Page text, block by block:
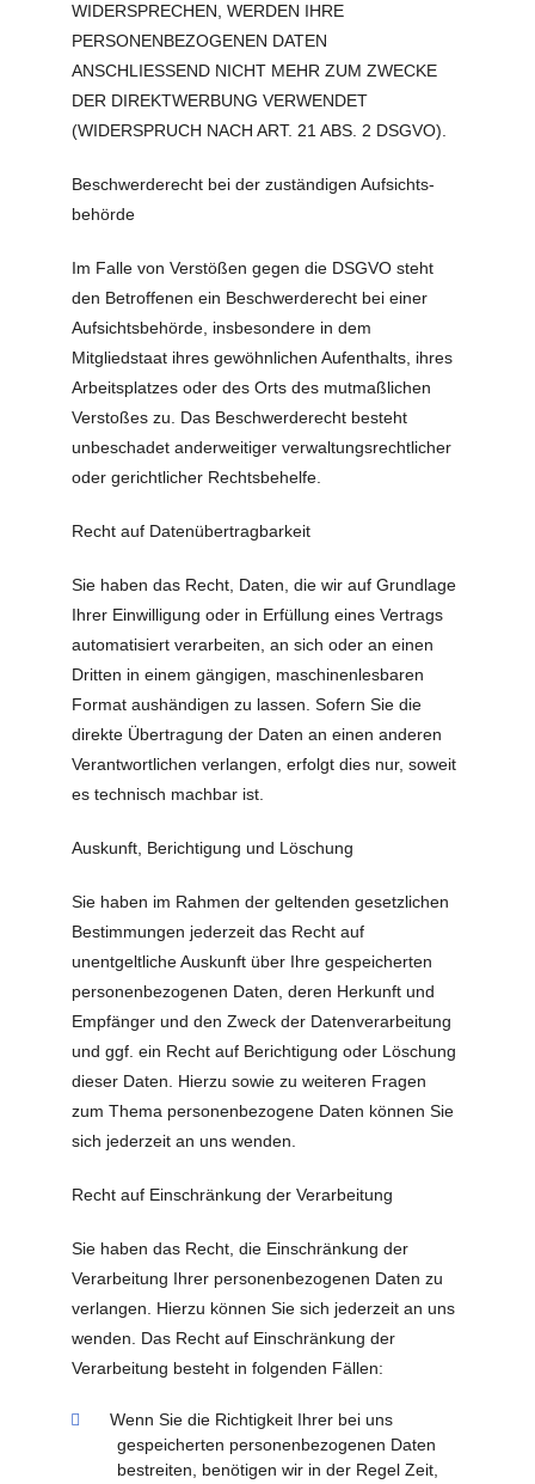
WIDERSPRECHEN, WERDEN IHRE
PERSONENBEZOGENEN DATEN
ANSCHLIESSEND NICHT MEHR ZUM ZWECKE
DER DIREKTWERBUNG VERWENDET
(WIDERSPRUCH NACH ART. 21 ABS. 2 DSGVO).
Beschwerde­recht bei der zuständigen Aufsichts­
behörde
Im Falle von Verstößen gegen die DSGVO steht
den Betroffenen ein Beschwerderecht bei einer
Aufsichtsbehörde, insbesondere in dem
Mitgliedstaat ihres gewöhnlichen Aufenthalts, ihres
Arbeitsplatzes oder des Orts des mutmaßlichen
Verstoßes zu. Das Beschwerderecht besteht
unbeschadet anderweitiger verwaltungsrechtlicher
oder gerichtlicher Rechtsbehelfe.
Recht auf Daten­übertrag­barkeit
Sie haben das Recht, Daten, die wir auf Grundlage
Ihrer Einwilligung oder in Erfüllung eines Vertrags
automatisiert verarbeiten, an sich oder an einen
Dritten in einem gängigen, maschinenlesbaren
Format aushändigen zu lassen. Sofern Sie die
direkte Übertragung der Daten an einen anderen
Verantwortlichen verlangen, erfolgt dies nur, soweit
es technisch machbar ist.
Auskunft, Berichtigung und Löschung
Sie haben im Rahmen der geltenden gesetzlichen
Bestimmungen jederzeit das Recht auf
unentgeltliche Auskunft über Ihre gespeicherten
personenbezogenen Daten, deren Herkunft und
Empfänger und den Zweck der Datenverarbeitung
und ggf. ein Recht auf Berichtigung oder Löschung
dieser Daten. Hierzu sowie zu weiteren Fragen
zum Thema personenbezogene Daten können Sie
sich jederzeit an uns wenden.
Recht auf Einschränkung der Verarbeitung
Sie haben das Recht, die Einschränkung der
Verarbeitung Ihrer personenbezogenen Daten zu
verlangen. Hierzu können Sie sich jederzeit an uns
wenden. Das Recht auf Einschränkung der
Verarbeitung besteht in folgenden Fällen:
Wenn Sie die Richtigkeit Ihrer bei uns
gespeicherten personenbezogenen Daten
bestreiten, benötigen wir in der Regel Zeit,